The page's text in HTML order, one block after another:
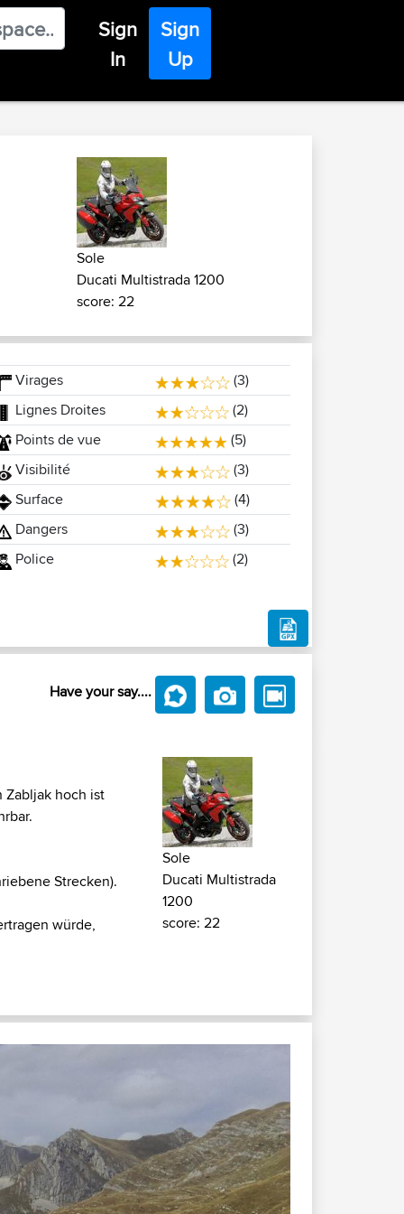
Sign
In
Sign
Up
Sole
Ducati Multistrada 1200
score: 22
Virages
(3)
Lignes Droites
(2)
Points de vue
(5)
Visibilité
(3)
Surface
(4)
Dangers
(3)
Police
(2)
Have your say....
Zabljak hoch ist
Strecken).
würde,
Sole
Ducati Multistrada
1200
score: 22